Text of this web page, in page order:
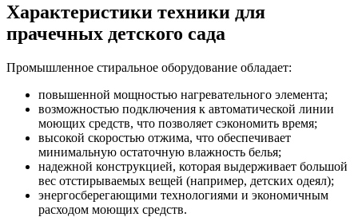
Характеристики техники для
прачечных детского сада
Промышленное стиральное оборудование обладает:
повышенной мощностью нагревательного элемента;
возможностью подключения к автоматической линии
моющих средств, что позволяет сэкономить время;
высокой скоростью отжима, что обеспечивает
минимальную остаточную влажность белья;
надежной конструкцией, которая выдерживает большой
вес отстирываемых вещей (например, детских одеял);
энергосберегающими технологиями и экономичным
расходом моющих средств.